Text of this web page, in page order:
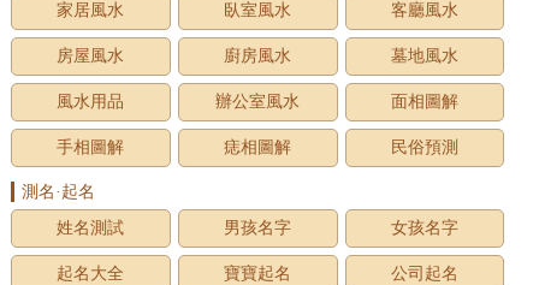
家居風水
臥室風水 客廳風水
房屋風水 廚房風水 墓地風水
風水用品 辦公室風水 面相圖解
手相圖解 痣相圖解 民俗預測
測名·起名
姓名測試
男孩名字 女孩名字
起名大全 寶寶起名 公司起名